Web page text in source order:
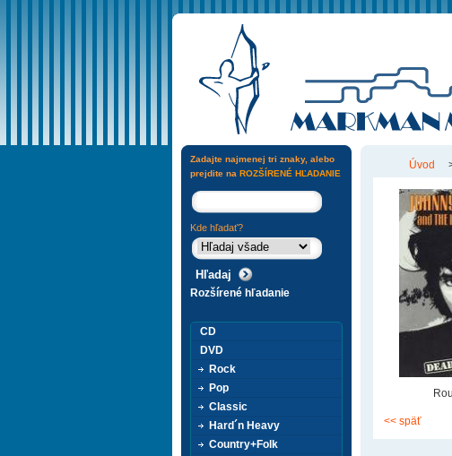
Úvod
<< späť
Zadajte najmenej tri znaky, alebo
prejdite na ROZŠÍRENÉ HĽADANIE
Kde hľadať?
Rozšírené hľadanie
CD
DVD
Rock
Pop
Classic
Hard´n Heavy
Country+Folk